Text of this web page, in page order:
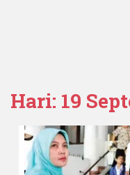
Hari: 19